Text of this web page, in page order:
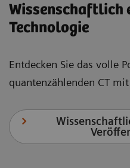
Wissenschaftlich
Technologie
Entdecken Sie das volle
quantenzählenden CT